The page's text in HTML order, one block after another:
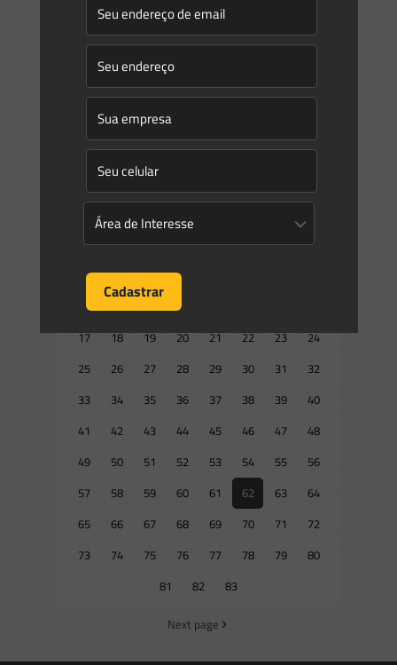
Saes Advogados
No início desse ano, a Secretaria do Meio Ambiente do
Estado de São Paulo (SMA) publicou a Resolução n. 07/2017,
definindo novos critérios e parâmetros para
Prev page
1 2 3 4
9
10 11 12
17
18 19 20 21 22 23
24
25
26 27 28 29 30 31
32
33
34 35 36 37 38 39
40
41
42 43 44 45 46 47
48
49
50 51 52 53 54 55
56
57
58 59 60 61 62 63
64
65
66 67 68 69 70 71
72
73
74 75 76 77 78 79
80
81
82 83
Next page